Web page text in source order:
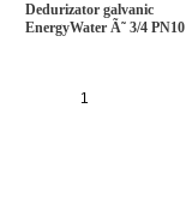
Dedurizator galvanic
EnergyWater Ã˜ 3/4 PN10